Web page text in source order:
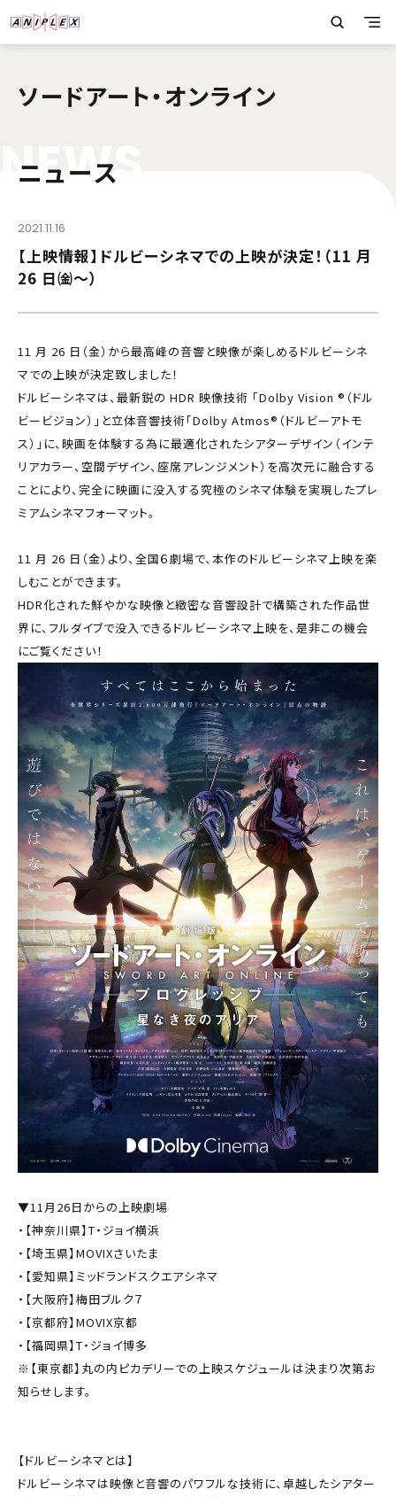
ソードアート・オンライン
NEWS
ニュース
2021.11.16
【上映情報】ドルビーシネマでの上映が決定！（11 月
26 日㈮～）
11 月 26 日（金）から最高峰の音響と映像が楽しめるドルビーシネ
マでの上映が決定致しました！
ドルビーシネマは、最新鋭の HDR 映像技術 「Dolby Vision ®（ドル
ビービジョン）」と立体音響技術「Dolby Atmos®（ドルビーアトモ
ス）」に、映画を体験する為に最適化されたシアターデザイン（インテ
リアカラー、空間デザイン、座席アレンジメント）を高次元に融合する
ことにより、完全に映画に没入する究極のシネマ体験を実現したプレ
ミアムシネマフォーマット。
11 月 26 日（金）より、全国６劇場で、本作のドルビーシネマ上映を楽
しむことができます。
HDR化された鮮やかな映像と緻密な音響設計で構築された作品世
界に、フルダイブで没入できるドルビーシネマ上映を、是非この機会
にご覧ください！
▼11月26日からの上映劇場
・【神奈川県】T・ジョイ横浜
・【埼玉県】MOVIXさいたま
・【愛知県】ミッドランドスクエアシネマ
・【大阪府】梅田ブルク７
・【京都府】MOVIX京都
・【福岡県】T・ジョイ博多
※【東京都】丸の内ピカデリーでの上映スケジュールは決まり次第お
知らせします。
【ドルビーシネマとは】
ドルビーシネマは映像と音響のパワフルな技術に、卓越したシアター